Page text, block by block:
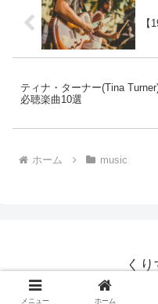
【
ティナ・ターナー(Tina
必聴楽曲10選
ホーム music
く
© 2023
メニュー ホーム